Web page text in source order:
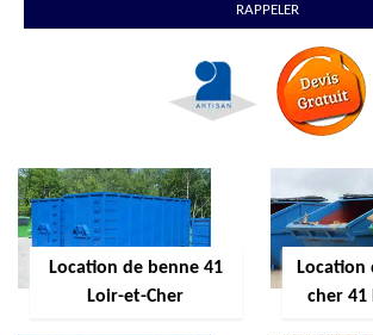
Location de benne 41
Loir-et-Cher
Location
cher 41